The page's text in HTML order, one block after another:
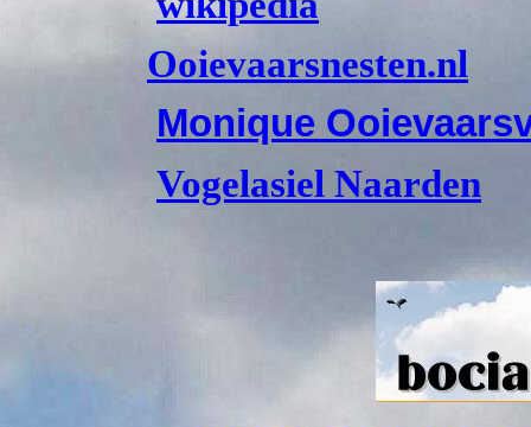
Ooievaarsnesten.nl
Monique
Vogelasiel Naarden